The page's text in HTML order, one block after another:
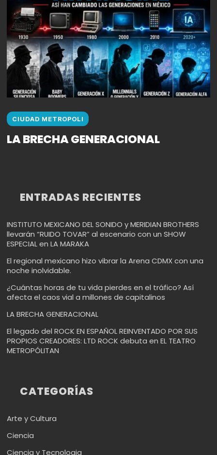
CIUDAD METROPOLI
LA BRECHA GENERACIONAL
ENTRADAS RECIENTES
INSTITUTO MEXICANO DEL SONIDO y MERIDIAN BROTHERS
llevarán “RUIDO TOVAR” al escenario con un SHOW
ESPECIAL en LA MARAKA
El regional mexicano hizo vibrar la Arena CDMX con una
noche inolvidable.
¿Cuántas horas de tu vida pierdes en el tráfico? Así
afecta el caos vial a millones de capitalinos
LA BRECHA GENERACIONAL
El legado del ROCK EN ESPAÑOL REINVENTADO POR SUS
PROPIOS CREADORES: LTD ROCK debuta en EL TEATRO
METROPÓLITAN
CATEGORÍAS
Arte y Cultura
Ciencia
Ciencia y Tecnologia